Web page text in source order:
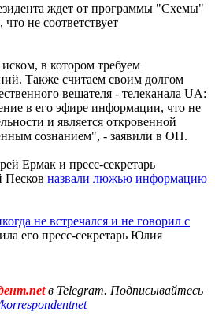
ждет от программы "Схемы"
не соответствует
в котором требуем
Также считаем своим долгом
вещателя - телеканала UA:
в его эфире информации, что не
и является откровенной
сознанием", - заявили в ОП.
Ермак и пресс-секретарь
Песков назвали люжью информацию
не встречался и не говорил с
его пресс-секретарь Юлия
в Telegram. Подписывайтесь